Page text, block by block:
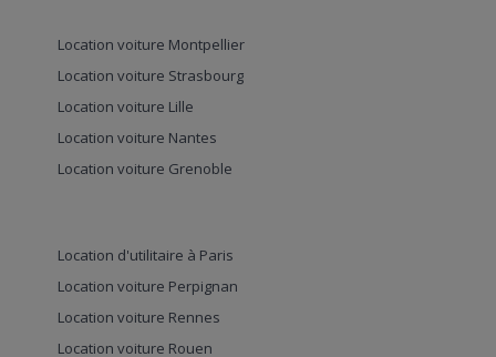
Location voiture Montpellier
Location voiture Strasbourg
Location voiture Lille
Location voiture Nantes
Location voiture Grenoble
Location d'utilitaire à Paris
Location voiture Perpignan
Location voiture Rennes
Location voiture Rouen